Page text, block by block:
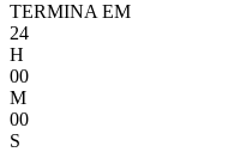
TERMINA EM
24
H
00
M
00
S